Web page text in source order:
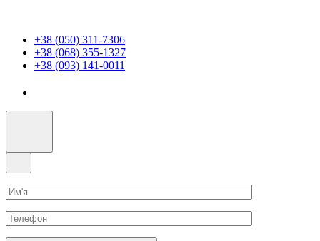
+38 (050) 311-7306
+38 (068) 355-1327
+38 (093) 141-0011